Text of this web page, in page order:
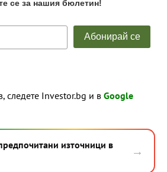
следете Investor.bg и в Google
източници в
→